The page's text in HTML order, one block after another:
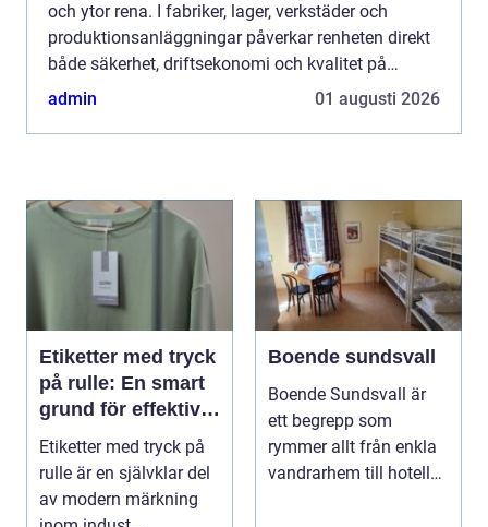
och ytor rena. I fabriker, lager, verkstäder och
produktionsanläggningar påverkar renheten direkt
både säkerhet, driftsekonomi och kvalitet på
produkterna. När maskiner, gångytor och
admin 01 augusti 2026
Etiketter med tryck
på rulle: En smart
grund för effektiv
märkning
Etiketter med tryck på
rulle är en självklar del
av modern märkning
Boende sundsvall
Boende Sundsvall är
ett begrepp som
rymmer allt från enkla
vandrarhem till hotell